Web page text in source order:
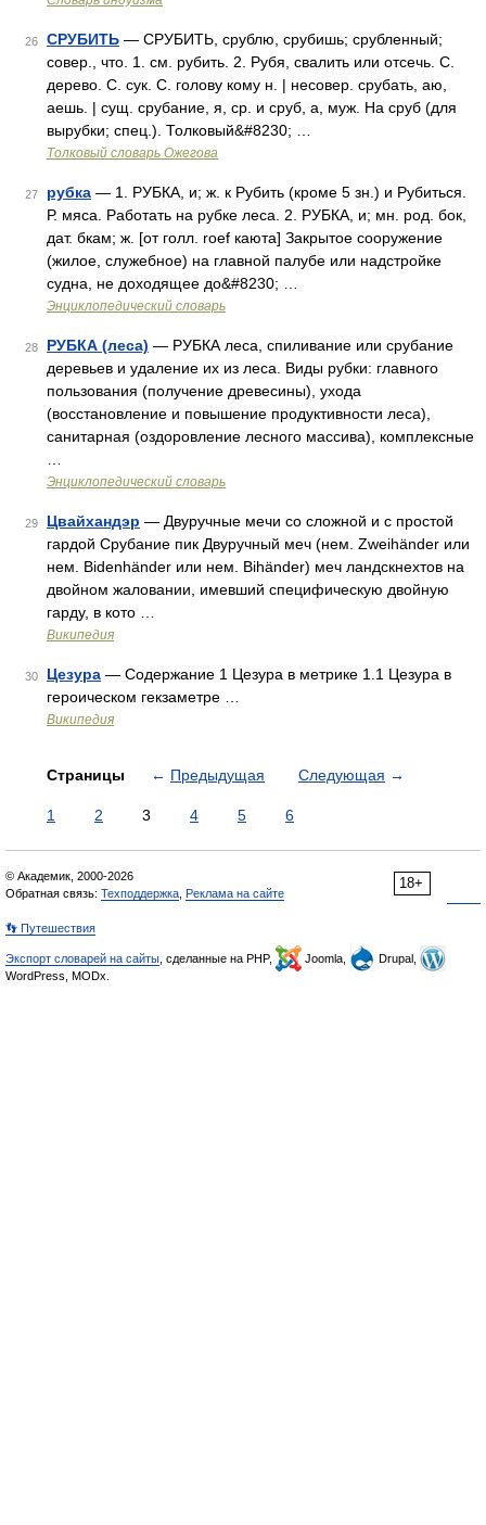
26 СРУБИТЬ — СРУБИТЬ, срублю, срубишь; срубленный;
совер., что. 1. см. рубить. 2. Рубя, свалить или отсечь. С.
дерево. С. сук. С. голову кому н. | несовер. срубать, аю,
аешь. | сущ. срубание, я, ср. и сруб, а, муж. На сруб (для
вырубки; спец.). Толковый&#8230; …
Толковый словарь Ожегова
27 рубка — 1. РУБКА, и; ж. к Рубить (кроме 5 зн.) и Рубиться.
Р. мяса. Работать на рубке леса. 2. РУБКА, и; мн. род. бок,
дат. бкам; ж. [от голл. roef каюта] Закрытое сооружение
(жилое, служебное) на главной палубе или надстройке
судна, не доходящее до&#8230; …
Энциклопедический словарь
28 РУБКА (леса) — РУБКА леса, спиливание или срубание
деревьев и удаление их из леса. Виды рубки: главного
пользования (получение древесины), ухода
(восстановление и повышение продуктивности леса),
санитарная (оздоровление лесного массива), комплексные
Энциклопедический словарь
29 Цвайхандэр — Двуручные мечи со сложной и с простой
гардой Срубание пик Двуручный меч (нем. Zweihänder или
нем. Bidenhänder или нем. Bihänder) меч ландскнехтов на
двойном жаловании, имевший специфическую двойную
гарду, в кото …
Википедия
30 Цезура — Содержание 1 Цезура в метрике 1.1 Цезура в
героическом гекзаметре …
Википедия
Страницы ← Предыдущая Следующая →
1 2 3 4 5 6
18+
© Академик, 2000-2026
Обратная связь: Техподдержка Реклама на сайте
👣 Путешествия
Экспорт словарей на сайты , сделанные на PHP, Joomla,
Drupal,
WordPress, MODx.